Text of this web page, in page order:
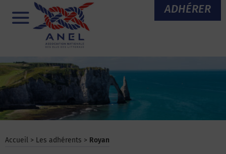
ADHÉRER
Menu
Accueil > Les adhérents > Royan